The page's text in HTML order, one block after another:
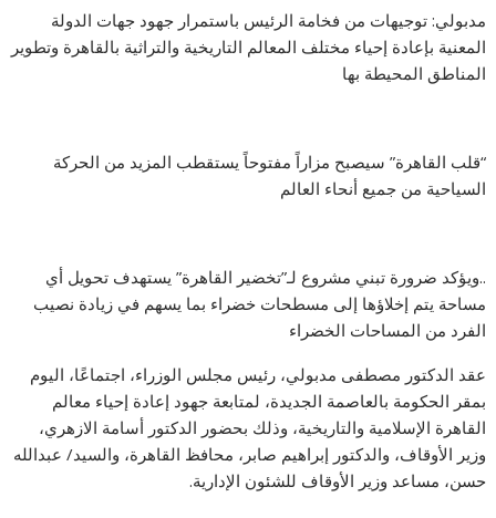
مدبولي: توجيهات من فخامة الرئيس باستمرار جهود جهات الدولة
المعنية بإعادة إحياء مختلف المعالم التاريخية والتراثية بالقاهرة وتطوير
المناطق المحيطة بها
“قلب القاهرة” سيصبح مزاراً مفتوحاً يستقطب المزيد من الحركة
السياحية من جميع أنحاء العالم
..ويؤكد ضرورة تبني مشروع لـ”تخضير القاهرة” يستهدف تحويل أي
مساحة يتم إخلاؤها إلى مسطحات خضراء بما يسهم في زيادة نصيب
الفرد من المساحات الخضراء
عقد الدكتور مصطفى مدبولي، رئيس مجلس الوزراء، اجتماعًا، اليوم
بمقر الحكومة بالعاصمة الجديدة، لمتابعة جهود إعادة إحياء معالم
القاهرة الإسلامية والتاريخية، وذلك بحضور الدكتور أسامة الازهري،
وزير الأوقاف، والدكتور إبراهيم صابر، محافظ القاهرة، والسيد/ عبدالله
حسن، مساعد وزير الأوقاف للشئون الإدارية.